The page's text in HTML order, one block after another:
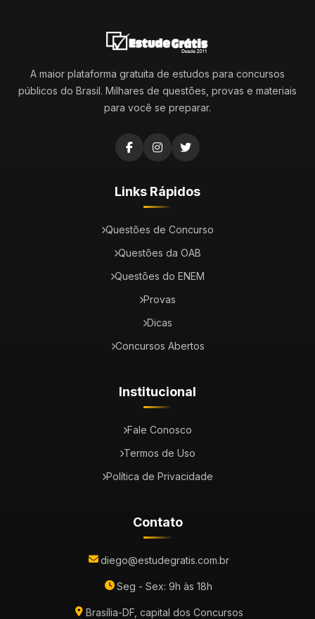
A maior plataforma gratuita de estudos para concursos
públicos do Brasil. Milhares de questões, provas e materiais
para você se preparar.
Links Rápidos
Questões de Concurso
Questões da OAB
Questões do ENEM
Provas
Dicas
Concursos Abertos
Institucional
Fale Conosco
Termos de Uso
Política de Privacidade
Contato
diego@estudegratis.com.br
Seg - Sex: 9h às 18h
Brasília-DF, capital dos Concursos